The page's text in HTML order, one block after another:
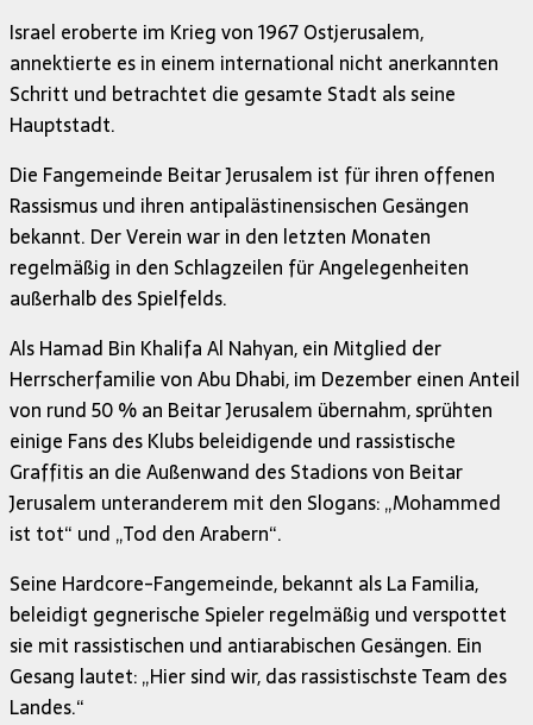
Israel eroberte im Krieg von 1967 Ostjerusalem,
annektierte es in einem international nicht anerkannten
Schritt und betrachtet die gesamte Stadt als seine
Hauptstadt.
Die Fangemeinde Beitar Jerusalem ist für ihren offenen
Rassismus und ihren antipalästinensischen Gesängen
bekannt. Der Verein war in den letzten Monaten
regelmäßig in den Schlagzeilen für Angelegenheiten
außerhalb des Spielfelds.
Als Hamad Bin Khalifa Al Nahyan, ein Mitglied der
Herrscherfamilie von Abu Dhabi, im Dezember einen Anteil
von rund 50 % an Beitar Jerusalem übernahm, sprühten
einige Fans des Klubs beleidigende und rassistische
Graffitis an die Außenwand des Stadions von Beitar
Jerusalem unteranderem mit den Slogans: „Mohammed
ist tot“ und „Tod den Arabern“.
Seine Hardcore-Fangemeinde, bekannt als La Familia,
beleidigt gegnerische Spieler regelmäßig und verspottet
sie mit rassistischen und antiarabischen Gesängen. Ein
Gesang lautet: „Hier sind wir, das rassistischste Team des
Landes.“